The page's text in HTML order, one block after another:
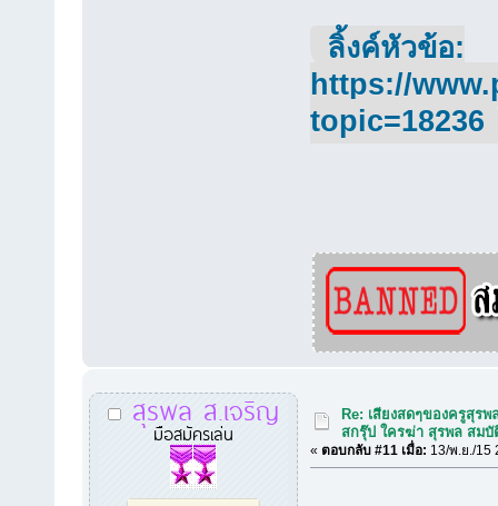
ลิ้งค์หัวข้อ:
https://
topic=18236
สุรพล ส.เจริญ
มือสมัครเล่น
Re: เสียงสดๆของครูสุรพ
สกรุ๊ป ใครฆ่า สุรพล สมบั
« ตอบกลับ #11 เมื่อ: 13/พ.ย./15